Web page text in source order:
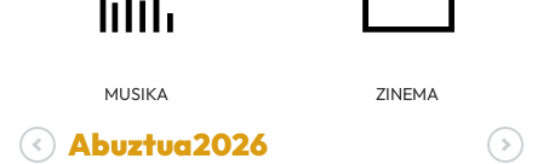
MUSIKA ZINEMA
Abuztua2026